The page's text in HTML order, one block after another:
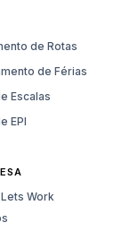
de Rotas
de Férias
Escalas
EPI
Work